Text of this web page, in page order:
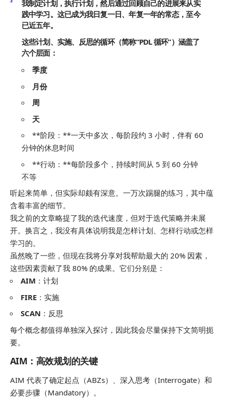
我制定计划，执行计划，然后通过回顾自己的进展来从实
践中学习。这已成为我日复一日、年复一年的常态，至今
已近五年。
这些计划、实施、反思的循环（简称“PDL 循环”）涵盖了
六个层面：
季度
月份
周
天
**阶段：**一天中多次，每阶段约 3 小时，伴有 60
分钟的休息时间
**行动：**每阶段多个，持续时间从 5 到 60 分钟
不等
听起来简单，但实际却颇有深意。一万次踢腿的练习，其中蕴
含着丰富的细节。
我之前的文章略提了我的迭代速度，但对于迭代策略并未展
开。换言之，我没有具体说明我是怎样计划、 怎样行动或怎样
学习的。
虽然晚了一些，但现在我将分享对我帮助最大的 20% 因素，
这些因素贡献了我 80% 的成果。它们分别是：
AIM ：计划
FIRE ：实施
SCAN ：反思
每个概念都值得单独深入探讨，因此我会尽量保持下文简明扼
要。
AIM：高效规划的关键
AIM 代表了确定起点（ABZs）、深入思考（Interrogate）和
必要步骤（Mandatory）。